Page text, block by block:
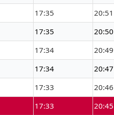
17:35 20:51
17:35 20:50
17:34 20:49
17:34 20:47
17:33 20:46
17:33 20:45